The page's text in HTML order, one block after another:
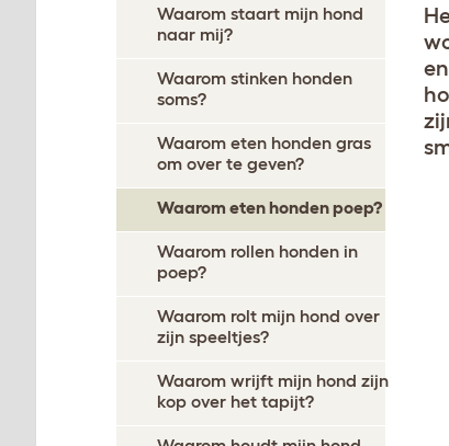
Waarom staart mijn hond
naar mij?
Waarom stinken honden
soms?
Waarom eten honden gras
om over te geven?
Waarom eten honden poep?
Waarom rollen honden in
poep?
Waarom rolt mijn hond over
zijn speeltjes?
Waarom wrijft mijn hond zijn
kop over het tapijt?